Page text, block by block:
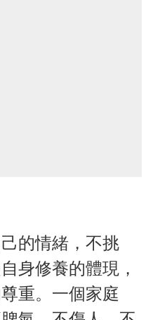
的情緒，不挑
身修養的體現，
重。一個家庭